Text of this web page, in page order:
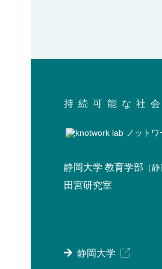
持続可能な社
静岡大学 教育学部 （
田宮研究室
静岡大学